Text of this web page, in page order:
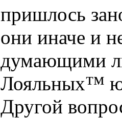
пришлось
они иначе и
думающими
Лояльных™
Другой